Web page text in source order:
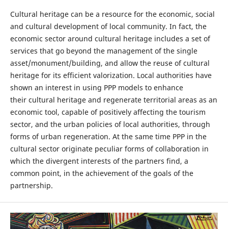
Cultural heritage can be a resource for the economic, social
and cultural development of local community. In fact, the
economic sector around cultural heritage includes a set of
services that go beyond the management of the single
asset/monument/building, and allow the reuse of cultural
heritage for its efficient valorization. Local authorities have
shown an interest in using PPP models to enhance
their cultural heritage and regenerate territorial areas as an
economic tool, capable of positively affecting the tourism
sector, and the urban policies of local authorities, through
forms of urban regeneration. At the same time PPP in the
cultural sector originate peculiar forms of collaboration in
which the divergent interests of the partners find, a
common point, in the achievement of the goals of the
partnership.